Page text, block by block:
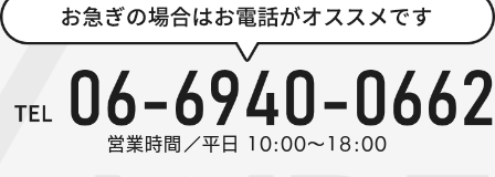
営業時間／平日 10:00～18:00